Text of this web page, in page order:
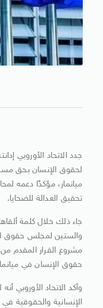
جدد الاتحاد الأوروبي
لحقوق الإنسان بحق
ميانمار، مؤكدًا دعمه
تحقيق العدالة للضحايا.
جاء ذلك خلال كلمة ألقاها
والستين لمجلس حقوق
مشروع القرار المقدم
حقوق الإنسان في
وأكد الاتحاد الأوروبي
الإنسانية والحقوقية في